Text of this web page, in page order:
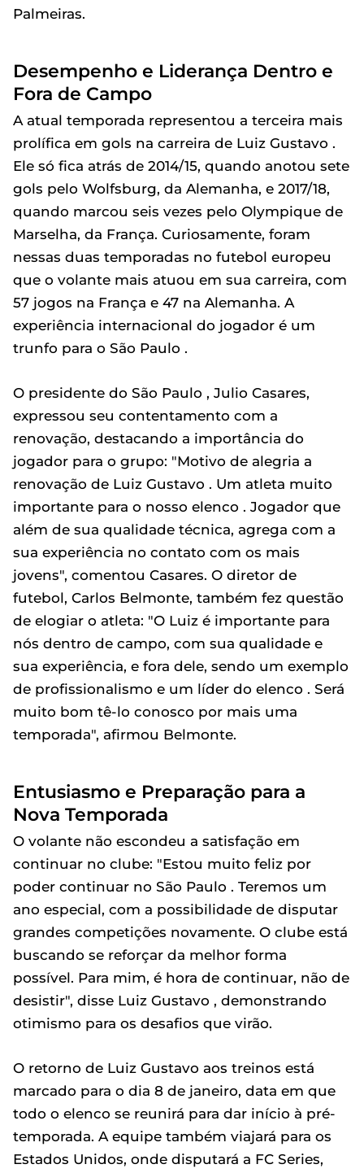
Palmeiras.
Desempenho e Liderança Dentro e
Fora de Campo
A atual temporada representou a terceira mais
prolífica em gols na carreira de Luiz Gustavo .
Ele só fica atrás de 2014/15, quando anotou sete
gols pelo Wolfsburg, da Alemanha, e 2017/18,
quando marcou seis vezes pelo Olympique de
Marselha, da França. Curiosamente, foram
nessas duas temporadas no futebol europeu
que o volante mais atuou em sua carreira, com
57 jogos na França e 47 na Alemanha. A
experiência internacional do jogador é um
trunfo para o São Paulo .
O presidente do São Paulo , Julio Casares,
expressou seu contentamento com a
renovação, destacando a importância do
jogador para o grupo: "Motivo de alegria a
renovação de Luiz Gustavo . Um atleta muito
importante para o nosso elenco . Jogador que
além de sua qualidade técnica, agrega com a
sua experiência no contato com os mais
jovens", comentou Casares. O diretor de
futebol, Carlos Belmonte, também fez questão
de elogiar o atleta: "O Luiz é importante para
nós dentro de campo, com sua qualidade e
sua experiência, e fora dele, sendo um exemplo
de profissionalismo e um líder do elenco . Será
muito bom tê-lo conosco por mais uma
temporada", afirmou Belmonte.
Entusiasmo e Preparação para a
Nova Temporada
O volante não escondeu a satisfação em
continuar no clube: "Estou muito feliz por
poder continuar no São Paulo . Teremos um
ano especial, com a possibilidade de disputar
grandes competições novamente. O clube está
buscando se reforçar da melhor forma
possível. Para mim, é hora de continuar, não de
desistir", disse Luiz Gustavo , demonstrando
otimismo para os desafios que virão.
O retorno de Luiz Gustavo aos treinos está
marcado para o dia 8 de janeiro, data em que
todo o elenco se reunirá para dar início à pré-
temporada. A equipe também viajará para os
Estados Unidos, onde disputará a FC Series,